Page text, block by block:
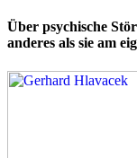
Über psychische
anderes als sie am